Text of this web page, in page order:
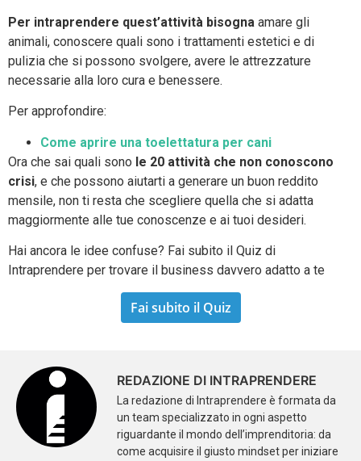
Per intraprendere quest’attività bisogna amare gli
animali, conoscere quali sono i trattamenti estetici e di
pulizia che si possono svolgere, avere le attrezzature
necessarie alla loro cura e benessere.
Per approfondire:
Come aprire una toelettatura per cani
Ora che sai quali sono le 20 attività che non conoscono
crisi, e che possono aiutarti a generare un buon reddito
mensile, non ti resta che scegliere quella che si adatta
maggiormente alle tue conoscenze e ai tuoi desideri.
Hai ancora le idee confuse? Fai subito il Quiz di
Intraprendere per trovare il business davvero adatto a te
Fai subito il Quiz
REDAZIONE DI INTRAPRENDERE
La redazione di Intraprendere è formata da
un team specializzato in ogni aspetto
riguardante il mondo dell’imprenditoria: da
come acquisire il giusto mindset per iniziare